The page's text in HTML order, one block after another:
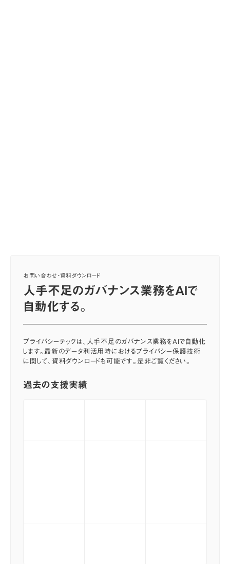
お問い合わせ・資料ダウンロード
人手不足のガバナンス業務をAIで
自動化する。
プライバシーテックは、人手不足のガバナンス業務をAIで自動化
します。最新のデータ利活用時におけるプライバシー保護技術
に関して、資料ダウンロードも可能です。是非ご覧ください。
過去の支援実績